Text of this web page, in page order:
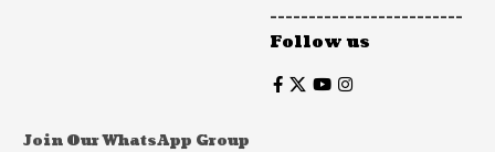
-------------------------
Follow us
Join Our WhatsApp Group